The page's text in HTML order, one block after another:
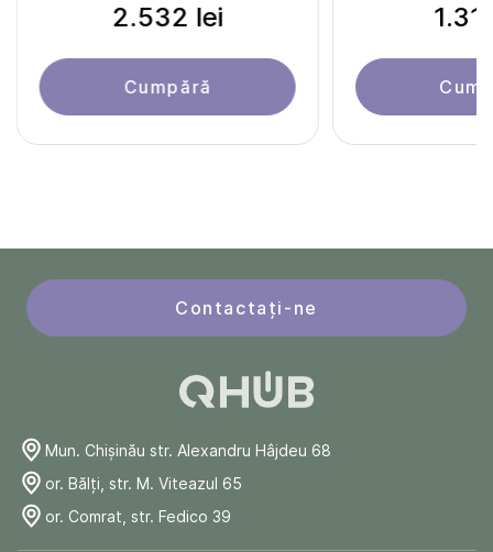
2.532 lei
Cumpără
Contactați-ne
Mun. Chişinău str. Alexandru Hâjdeu 68
or. Bălți, str. M. Viteazul 65
or. Comrat, str. Fedico 39